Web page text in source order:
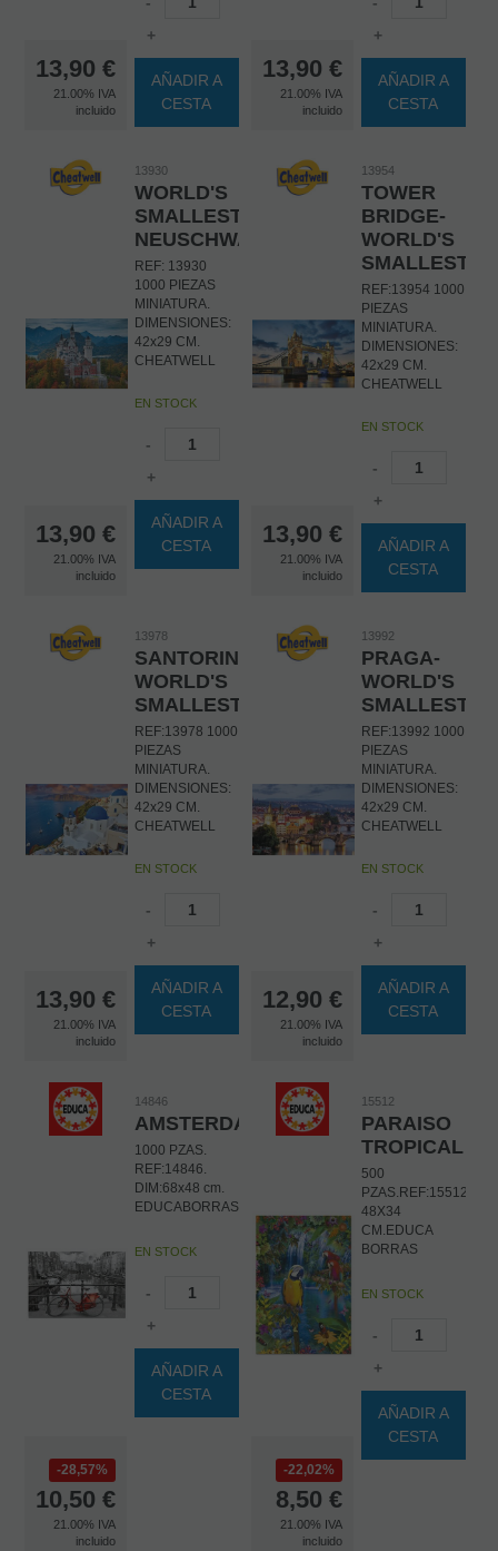
13,90 €
21.00% IVA
incluido
+
AÑADIR A
CESTA
13,90 €
21.00% IVA
incluido
+
AÑADIR A
CESTA
13,90 €
21.00% IVA
incluido
13930
WORLD'S
SMALLEST-
NEUSCHWANSTEIN
REF: 13930
1000 PIEZAS
MINIATURA.
DIMENSIONES:
42x29 CM.
CHEATWELL
EN STOCK
-
+
AÑADIR A
CESTA
13,90 €
21.00% IVA
incluido
13954
TOWER
BRIDGE-
WORLD'S
SMALLEST
REF:13954 1000
PIEZAS
MINIATURA.
DIMENSIONES:
42x29 CM.
CHEATWELL
EN STOCK
-
+
AÑADIR A
CESTA
13,90 €
21.00% IVA
incluido
13978
SANTORINI-
WORLD'S
SMALLEST
REF:13978 1000
PIEZAS
MINIATURA.
DIMENSIONES:
42x29 CM.
CHEATWELL
EN STOCK
-
+
AÑADIR A
CESTA
12,90 €
21.00% IVA
incluido
13992
PRAGA-
WORLD'S
SMALLEST
REF:13992 1000
PIEZAS
MINIATURA.
DIMENSIONES:
42x29 CM.
CHEATWELL
EN STOCK
-
+
AÑADIR A
CESTA
28,57%
10,50 €
21.00% IVA
incluido
14846
AMSTERDAM
1000 PZAS.
REF:14846.
DIM:68x48 cm.
EDUCABORRAS
EN STOCK
-
+
AÑADIR A
CESTA
22,02%
8,50 €
21.00% IVA
incluido
15512
PARAISO
TROPICAL
500
PZAS.REF:15512.DIM:
48X34
CM.EDUCA
BORRAS
EN STOCK
-
+
AÑADIR A
CESTA